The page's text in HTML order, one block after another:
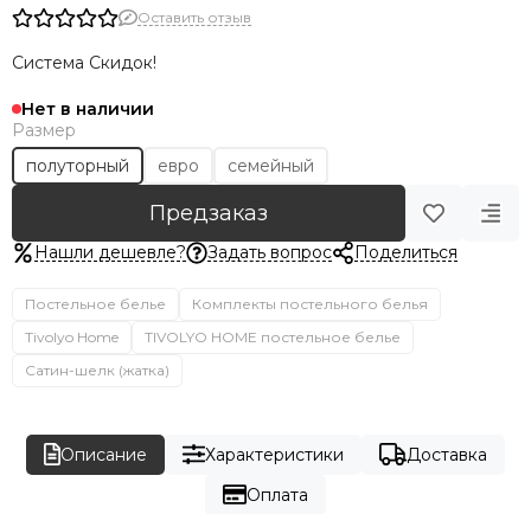
Оставить отзыв
Система Скидок!
Нет в наличии
Размер
полуторный
евро семейный
Предзаказ
Нашли дешевле? Задать вопрос Поделиться
Постельное белье
Комплекты постельного белья
Tivolyo Home
TIVOLYO HOME постельное белье
Сатин-шелк (жатка)
Описание Характеристики
Доставка
Оплата